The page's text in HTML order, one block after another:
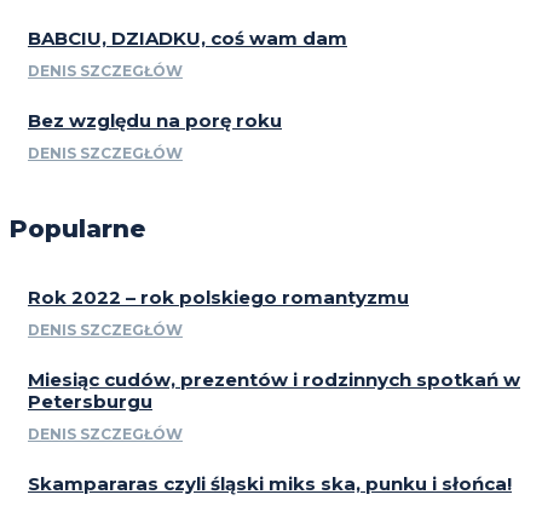
BABCIU, DZIADKU, coś wam dam
DENIS SZCZEGŁÓW
Bez względu na porę roku
DENIS SZCZEGŁÓW
Popularne
Rok 2022 – rok polskiego romantyzmu
DENIS SZCZEGŁÓW
Miesiąc cudów, prezentów i rodzinnych spotkań w
Petersburgu
DENIS SZCZEGŁÓW
Skampararas czyli śląski miks ska, punku i słońca!